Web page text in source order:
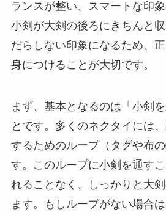
ランスが整い、スマートな印象
小剣が大剣の後ろにきちんと収
だらしない印象になるため、
身につけることが大切です。
まず、基本となるのは「小剣
とです。多くのネクタイには
するためのループ（タグや布
す。このループに小剣を通す
れることなく、しっかりと大
ます。もしループがない場合